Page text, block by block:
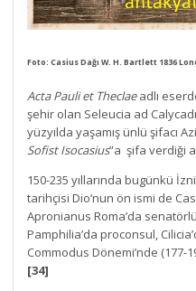
Foto: Casius Dağı W. H. Bartlett 1836
Acta Pauli et Theclaeadlı
şehir olan Seleucia ad
yüzyılda yaşamış ünlü şifacı
Sofist Isocasius”a şifa verdiği
150-235 yıllarında bugünkü
tarihçisi Dio’nun ön ismi de
Apronianus Roma’da
Pamphilia’da proconsul,
Commodus Dönemi’nde (177-
[34]